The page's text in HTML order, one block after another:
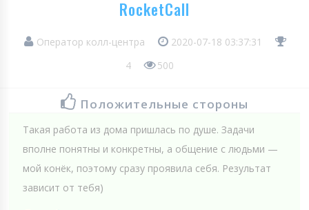
RocketCall
Оператор колл-центра
2020-07-18 03:37:31
4
500
Положительные стороны
Такая работа из дома пришлась по душе. Задачи
вполне понятны и конкретны, а общение с людьми —
мой конёк, поэтому сразу проявила себя. Результат
зависит от тебя)